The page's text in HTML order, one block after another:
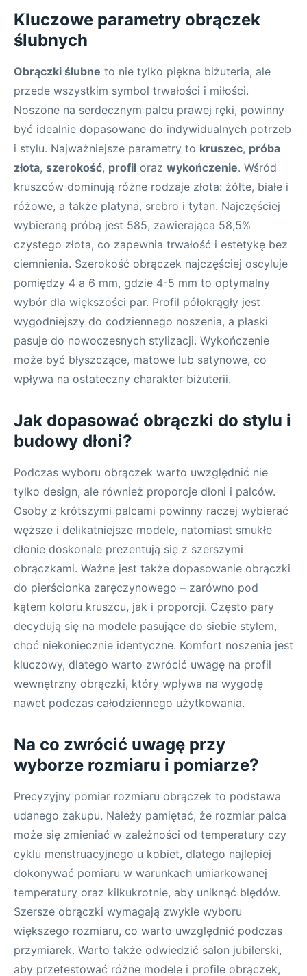
Kluczowe parametry obrączek
ślubnych
Obrączki ślubne to nie tylko piękna biżuteria, ale
przede wszystkim symbol trwałości i miłości.
Noszone na serdecznym palcu prawej ręki, powinny
być idealnie dopasowane do indywidualnych potrzeb
i stylu. Najważniejsze parametry to kruszec, próba
złota, szerokość, profil oraz wykończenie. Wśród
kruszców dominują różne rodzaje złota: żółte, białe i
różowe, a także platyna, srebro i tytan. Najczęściej
wybieraną próbą jest 585, zawierająca 58,5%
czystego złota, co zapewnia trwałość i estetykę bez
ciemnienia. Szerokość obrączek najczęściej oscyluje
pomiędzy 4 a 6 mm, gdzie 4-5 mm to optymalny
wybór dla większości par. Profil półokrągły jest
wygodniejszy do codziennego noszenia, a płaski
pasuje do nowoczesnych stylizacji. Wykończenie
może być błyszczące, matowe lub satynowe, co
wpływa na ostateczny charakter biżuterii.
Jak dopasować obrączki do stylu i
budowy dłoni?
Podczas wyboru obrączek warto uwzględnić nie
tylko design, ale również proporcje dłoni i palców.
Osoby z krótszymi palcami powinny raczej wybierać
węższe i delikatniejsze modele, natomiast smukłe
dłonie doskonale prezentują się z szerszymi
obrączkami. Ważne jest także dopasowanie obrączki
do pierścionka zaręczynowego – zarówno pod
kątem koloru kruszcu, jak i proporcji. Często pary
decydują się na modele pasujące do siebie stylem,
choć niekoniecznie identyczne. Komfort noszenia jest
kluczowy, dlatego warto zwrócić uwagę na profil
wewnętrzny obrączki, który wpływa na wygodę
nawet podczas całodziennego użytkowania.
Na co zwrócić uwagę przy
wyborze rozmiaru i pomiarze?
Precyzyjny pomiar rozmiaru obrączek to podstawa
udanego zakupu. Należy pamiętać, że rozmiar palca
może się zmieniać w zależności od temperatury czy
cyklu menstruacyjnego u kobiet, dlatego najlepiej
dokonywać pomiaru w warunkach umiarkowanej
temperatury oraz kilkukrotnie, aby uniknąć błędów.
Szersze obrączki wymagają zwykle wyboru
większego rozmiaru, co warto uwzględnić podczas
przymiarek. Warto także odwiedzić salon jubilerski,
aby przetestować różne modele i profile obrączek,